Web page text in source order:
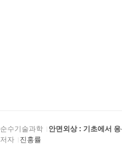
순수기술과학
안면외상 : 기초에서
저자
진홍률